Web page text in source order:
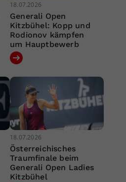
18.07.2026
Generali Open
Kitzbühel: Kopp und
Rodionov kämpfen
um Hauptbewerb
18.07.2026
Österreichisches
Traumfinale beim
Generali Open Ladies
Kitzbühel